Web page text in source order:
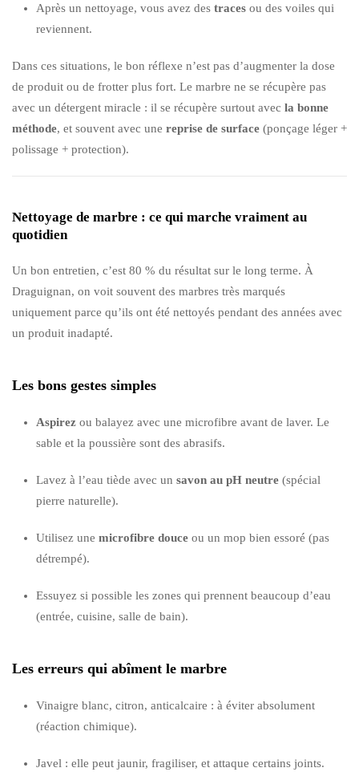
Après un nettoyage, vous avez des traces ou des voiles qui
reviennent.
Dans ces situations, le bon réflexe n’est pas d’augmenter la dose
de produit ou de frotter plus fort. Le marbre ne se récupère pas
avec un détergent miracle : il se récupère surtout avec la bonne
méthode, et souvent avec une reprise de surface (ponçage léger +
polissage + protection).
Nettoyage de marbre : ce qui marche vraiment au
quotidien
Un bon entretien, c’est 80 % du résultat sur le long terme. À
Draguignan, on voit souvent des marbres très marqués
uniquement parce qu’ils ont été nettoyés pendant des années avec
un produit inadapté.
Les bons gestes simples
Aspirez ou balayez avec une microfibre avant de laver. Le
sable et la poussière sont des abrasifs.
Lavez à l’eau tiède avec un savon au pH neutre (spécial
pierre naturelle).
Utilisez une microfibre douce ou un mop bien essoré (pas
détrempé).
Essuyez si possible les zones qui prennent beaucoup d’eau
(entrée, cuisine, salle de bain).
Les erreurs qui abîment le marbre
Vinaigre blanc, citron, anticalcaire : à éviter absolument
(réaction chimique).
Javel : elle peut jaunir, fragiliser, et attaque certains joints.